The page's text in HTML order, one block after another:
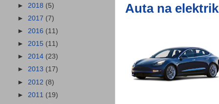
Auta na
► 2018 (5)
► 2017 (7)
► 2016 (11)
► 2015 (11)
► 2014 (23)
► 2013 (17)
► 2012 (8)
► 2011 (19)